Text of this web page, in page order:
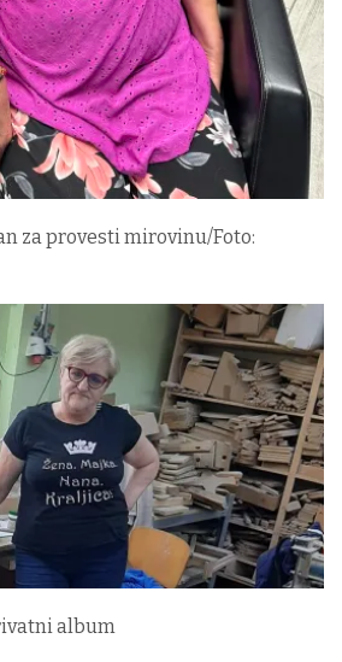
za provesti mirovinu/Foto:
album